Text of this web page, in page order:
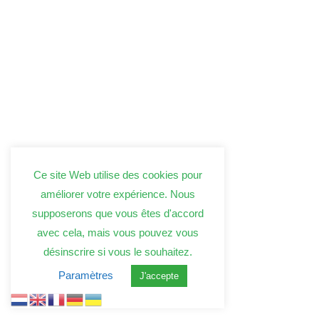
Ce site Web utilise des cookies pour
améliorer votre expérience. Nous
supposerons que vous êtes d'accord
avec cela, mais vous pouvez vous
désinscrire si vous le souhaitez.
Paramètres
J'accepte